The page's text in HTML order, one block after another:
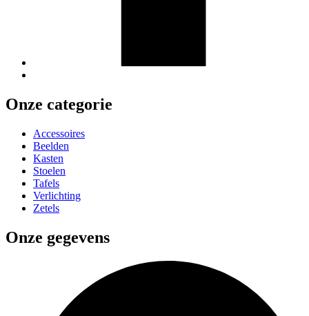
Onze categorie
Accessoires
Beelden
Kasten
Stoelen
Tafels
Verlichting
Zetels
Onze gegevens